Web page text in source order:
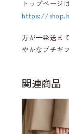
トップページ
https://
万が一発送ま
やかなプチギ
関連商品